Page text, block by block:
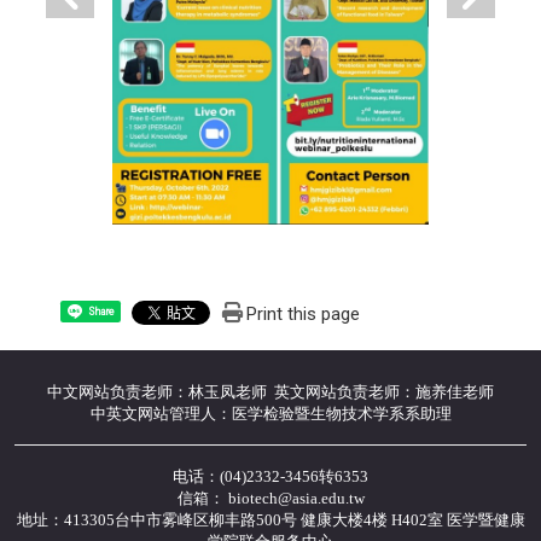
Share Print this page
中文网站负责老师：林玉凤老师 英文网站负责老师：施养佳老师
中英文网站管理人：医学检验暨生物技术学系系助理
电话：(04)2332-3456转6353
信箱： biotech@asia.edu.tw
地址：413305台中市雾峰区柳丰路500号 健康大楼4楼 H402室 医学暨健康